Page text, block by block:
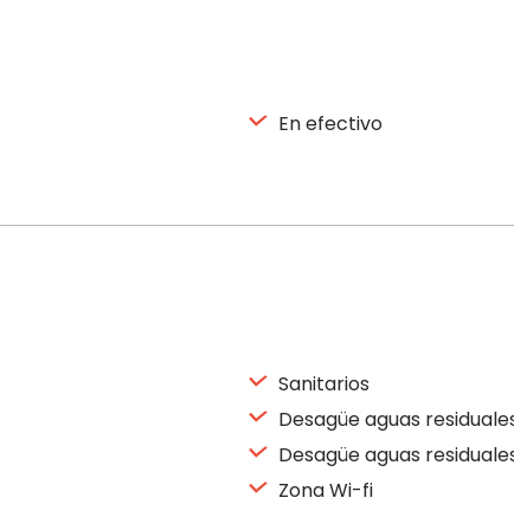
En efectivo
Sanitarios
Desagüe aguas
Desagüe aguas
Zona Wi-fi